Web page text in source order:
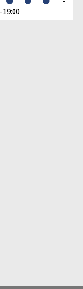
-19:00